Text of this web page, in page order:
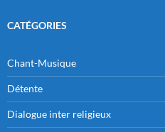
CATÉGORIES
Chant-Musique
Détente
Dialogue inter religieux